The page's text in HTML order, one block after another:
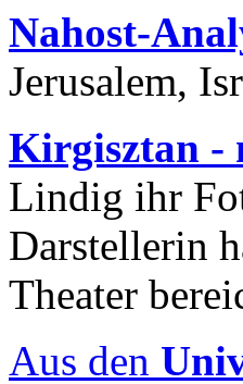
Nahost-
Jerusalem,
Kirgisztan -
Lindig ihr
Darstellerin
Theater
Aus den